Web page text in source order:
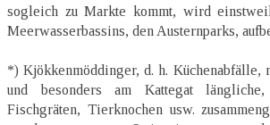
sogleich zu Markte kommt, wird
Meerwasserbassins, den Austernparks,
*) Kjökkenmöddinger, d. h. Küchenabfälle,
und besonders am Kattegat längliche,
Fischgräten, Tierknochen usw.